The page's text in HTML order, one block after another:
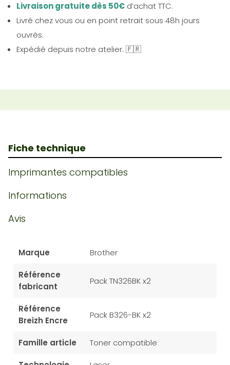
Livraison gratuite dès 50€ d’achat TTC.
Livré chez vous ou en point retrait sous 48h jours
ouvrés.
Expédié depuis notre atelier. 🇫🇷
Fiche technique
Imprimantes compatibles
Informations
Avis
Marque Brother
Référence
fabricant
Pack TN326BK x2
Référence
Breizh Encre
Pack B326-BK x2
Famille article Toner compatible